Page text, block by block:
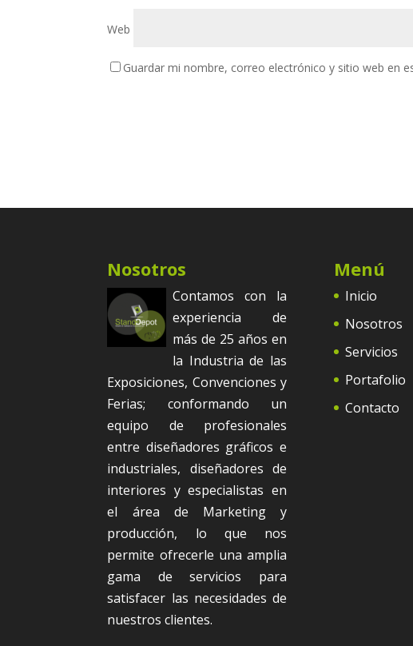
Web
Guardar mi nombre, correo electrónico y sitio web en
Nosotros
Contamos con la
experiencia de
más de 25 años en
la Industria de las
Exposiciones, Convenciones y
Ferias; conformando un
equipo de profesionales
entre diseñadores gráficos e
industriales, diseñadores de
interiores y especialistas en
el área de Marketing y
producción, lo que nos
permite ofrecerle una amplia
gama de servicios para
satisfacer las necesidades de
nuestros clientes.
Menú
Inicio
Nosotros
Servicios
Portafolio
Contacto